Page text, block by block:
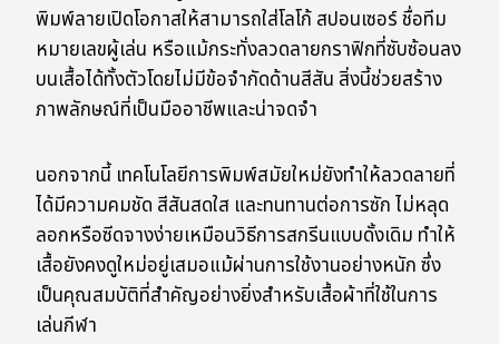
พิมพ์ลายเปิดโอกาสให้สามารถใส่โลโก้ สปอนเซอร์ ชื่อทีม
หมายเลขผู้เล่น หรือแม้กระทั่งลวดลายกราฟิกที่ซับซ้อนลง
บนเสื้อได้ทั้งตัวโดยไม่มีข้อจำกัดด้านสีสัน สิ่งนี้ช่วยสร้าง
ภาพลักษณ์ที่เป็นมืออาชีพและน่าจดจำ
นอกจากนี้ เทคโนโลยีการพิมพ์สมัยใหม่ยังทำให้ลวดลายที่
ได้มีความคมชัด สีสันสดใส และทนทานต่อการซัก ไม่หลุด
ลอกหรือซีดจางง่ายเหมือนวิธีการสกรีนแบบดั้งเดิม ทำให้
เสื้อยังคงดูใหม่อยู่เสมอแม้ผ่านการใช้งานอย่างหนัก ซึ่ง
เป็นคุณสมบัติที่สำคัญอย่างยิ่งสำหรับเสื้อผ้าที่ใช้ในการ
เล่นกีฬา